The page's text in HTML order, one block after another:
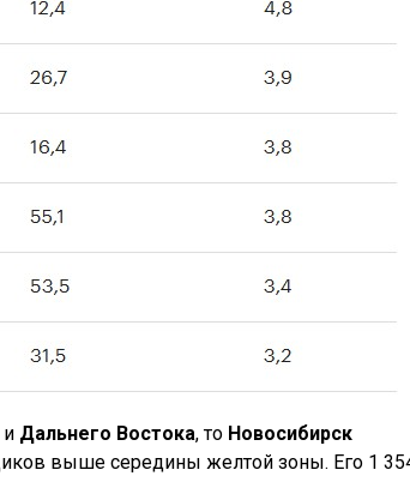
и Дальнего Востока, то Новосибирск
выше середины желтой зоны. Его 1